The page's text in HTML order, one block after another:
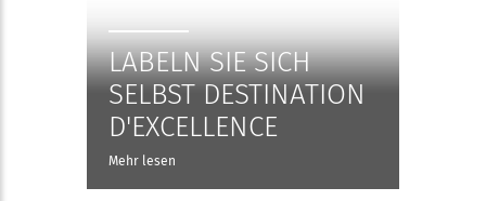
LABELN SIE SICH
SELBST DESTINATION
D'EXCELLENCE
Mehr lesen